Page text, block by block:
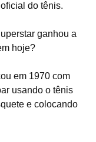
do tênis.
hoje?
usando o tênis
e colocando